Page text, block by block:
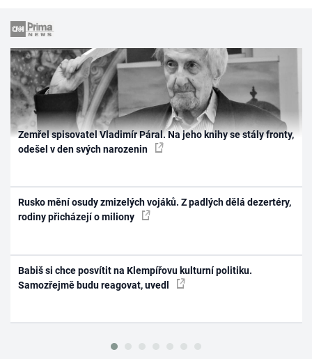
Zemřel spisovatel Vladimír Páral. Na jeho knihy se stály fronty,
odešel v den svých narozenin
Rusko mění osudy zmizelých vojáků. Z padlých dělá dezertéry,
rodiny přicházejí o miliony
Babiš si chce posvítit na Klempířovu kulturní politiku.
Samozřejmě budu reagovat, uvedl